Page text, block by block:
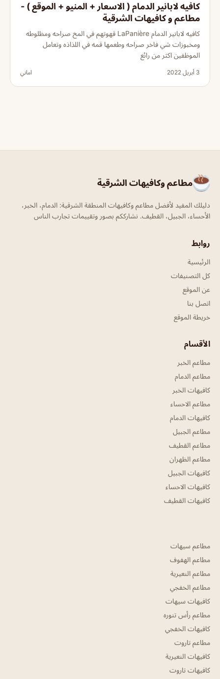
كافيه لابانير الدمام ( الاسعار + المنيو + الموقع ) -
مطاعم و كافيهات الشرقية
كافيه لابانير الدمام LaPanière قهوتهم في المخ صراحه ومظلوطه
ومخبوزات شي فاخر صراحه وطعمها قمه في اللذاذه وتعامل
الموظفين اكثر من رائع
3 أبريل 2022 اماني
مطاعم وكافيهات الشرقية
دليلك المفيد لأفضل مطاعم وكافيهات المنطقة الشرقية: الدمام، الخبر،
الأحساء، الجبيل، القطيف. نشارككم بصور وتقييمات تجارب الناس
روابط
الرئيسية
كل التصنيفات
عن الموقع
اتصل بنا
خريطة الموقع
الأقسام
مطاعم الخبر
مطاعم الدمام
كافيهات الخبر
مطاعم الاحساء
كافيهات الدمام
مطاعم الجبيل
مطاعم القطيف
مطاعم الظهران
كافيهات الجبيل
كافيهات الاحساء
كافيهات القطيف
مطاعم سيهات
مطاعم الهفوف
مطاعم النعيرية
مطاعم الخفجي
كافيهات سيهات
مطاعم رأس تنوره
كافيهات الخفجي
مطاعم تاروت
كافيهات النعيرية
كافيهات تاروت